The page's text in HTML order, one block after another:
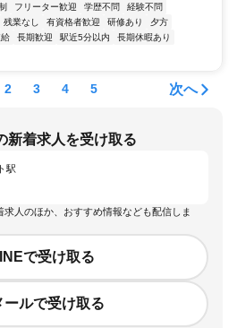
フリーター歓迎 学歴不問
経験不問
残業なし 有資格者歓迎 研修あり
夕方
長期歓迎 駅近5分以内
長期休暇あり
2 3 4 5 次へ
新着求人を受け取る
駅
求人のほか、おすすめ情報なども配信しま
で受け取る
ールで受け取る